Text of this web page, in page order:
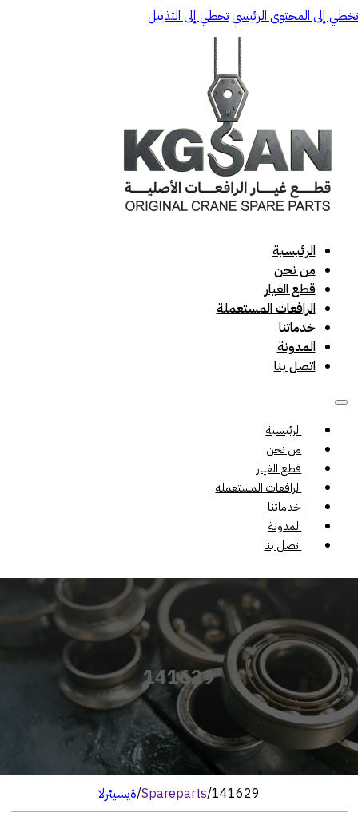
تخطي إلى المحتوى الرئيسيتخطي إلى التذييل
الرئيسية
من نحن
قطع الغيار
الرافعات المستعملة
خدماتنا
المدونة
اتصل بنا
الرئيسية
من نحن
قطع الغيار
الرافعات المستعملة
خدماتنا
المدونة
اتصل بنا
141629
الرئيسية/Spareparts/141629